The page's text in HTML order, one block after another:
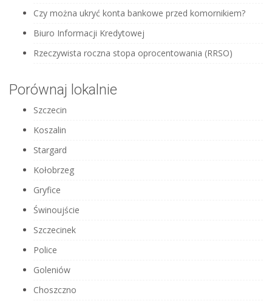
Czy można ukryć konta bankowe przed komornikiem?
Biuro Informacji Kredytowej
Rzeczywista roczna stopa oprocentowania (RRSO)
Porównaj lokalnie
Szczecin
Koszalin
Stargard
Kołobrzeg
Gryfice
Świnoujście
Szczecinek
Police
Goleniów
Choszczno